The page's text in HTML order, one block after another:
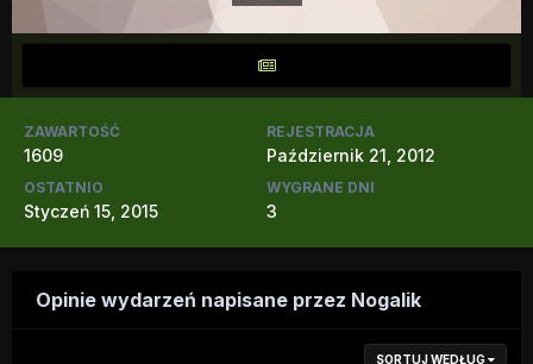
ZAWARTOŚĆ
1609
REJESTRACJA
Październik 21, 2012
OSTATNIO
Styczeń 15, 2015
WYGRANE DNI
3
Opinie wydarzeń napisane przez Nogalik
SORTUJ WEDŁUG